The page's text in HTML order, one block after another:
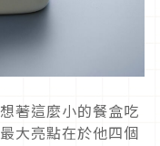
著這麼小的餐盒吃
大亮點在於他四個